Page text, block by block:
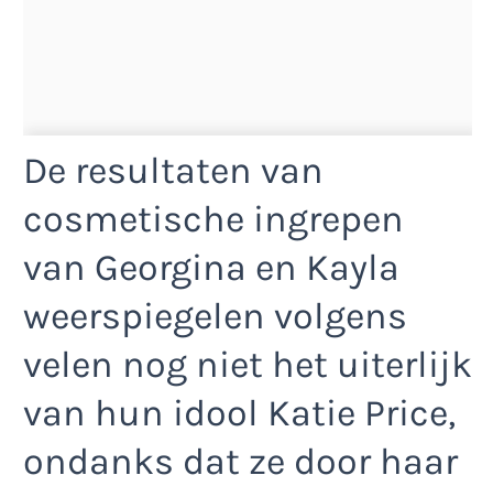
De resultaten van
cosmetische ingrepen
van Georgina en Kayla
weerspiegelen volgens
velen nog niet het uiterlijk
van hun idool Katie Price,
ondanks dat ze door haar